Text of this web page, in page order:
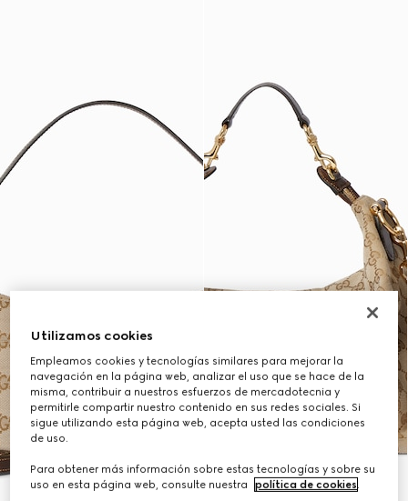
Utilizamos cookies
Empleamos cookies y tecnologías similares para mejorar la
navegación en la página web, analizar el uso que se hace de la
misma, contribuir a nuestros esfuerzos de mercadotecnia y
permitirle compartir nuestro contenido en sus redes sociales. Si
sigue utilizando esta página web, acepta usted las condiciones
de uso.
Para obtener más información sobre estas tecnologías y sobre su
uso en esta página web, consulte nuestra
política de cookies.